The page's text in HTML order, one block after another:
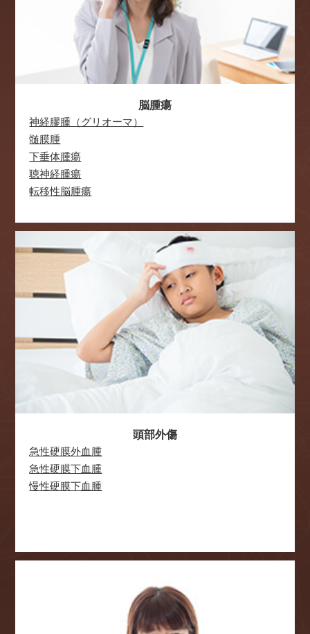
休診・代診のご案内
12月11日（金）、12月29日（火）の休診・代診を更新しまし
た。詳しくはこちら
5月28日より、診療体制を変更いたします。
5/28（木）より、木曜の診療を開始いたします。
引き続き、院内の感染拡大防止策を継続しながら診療を行って
参ります。
ご不便おかけしますが、ご理解の程、お願い申し上げます。
診療時間・担当医ページへ
2020.04.14
かかりつけの患者さまへ 電話再診のお知らせ
新型コロナウイルス感染症流行に伴い、緊急事態宣言が出さ
れ、3つの密を避けたり、自宅で静養していることが重要になっ
ています。
状態が落ち着いている患者さまについては電話再診により薬の
処方箋を出すことが可能です。
ご希望の方は当クリニックまでお問合せください。
新型コロナウイルス感染防止のため、以下の方の受診を停止し
2週間以内に37.5度以上の発熱があり、来院時に37.4度以下の方
でも、解熱剤の服用状況、解熱後の経過、基礎疾患を考慮した
上で、疑わしい場合は診察を延期させていただきます。
（３）1週間以内に以下の症状が発生した方
感冒症状、呼吸器症状（咳、痰、呼吸苦、咽頭痛、息苦し
とがありますことをご了承ください。
何卒、ご理解の程、お願い申し上げます。
脳腫瘍
神経膠腫（グリオーマ）
髄膜腫
下垂体腫瘍
聴神経腫瘍
転移性脳腫瘍
頭部外傷
急性硬膜外血腫
急性硬膜下血腫
慢性硬膜下血腫